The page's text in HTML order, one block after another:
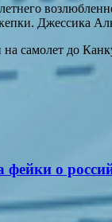
Джессика
самолет до
фейки о